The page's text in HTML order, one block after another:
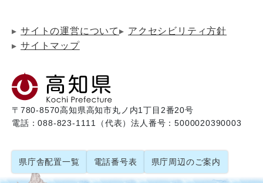
サイトの運営について
アクセシビリティ方針
サイトマップ
〒780-8570高知県高知市丸ノ内1丁目2番20号
電話：088-823-1111（代表）法人番号：5000020390003
県庁舎配置一覧 電話番号表 県庁周辺のご案内